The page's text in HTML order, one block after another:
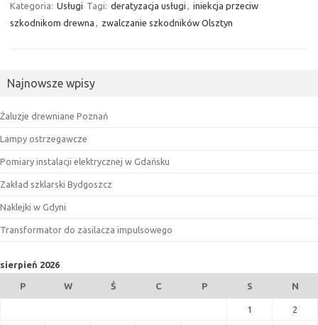
Kategoria: Usługi Tagi: deratyzacja usługi , iniekcja przeciw
szkodnikom drewna , zwalczanie szkodników Olsztyn
Najnowsze wpisy
Żaluzje drewniane Poznań
Lampy ostrzegawcze
Pomiary instalacji elektrycznej w Gdańsku
Zakład szklarski Bydgoszcz
Naklejki w Gdyni
Transformator do zasilacza impulsowego
sierpień 2026
P W Ś C P S N
1 2